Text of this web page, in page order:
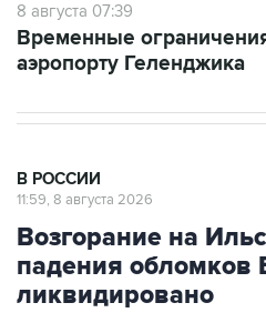
8 августа 07:39
Временные
аэропорту Геленджика
В РОССИИ
11:59, 8 августа 2026
Возгорание на
падения
ликвидировано